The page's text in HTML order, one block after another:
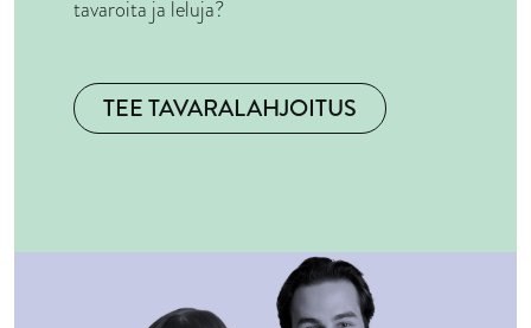
tavaroita ja leluja?
TEE TAVARALAHJOITUS